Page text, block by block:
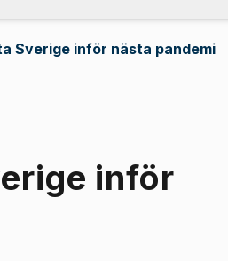
Sverige inför nästa pandemi
inför